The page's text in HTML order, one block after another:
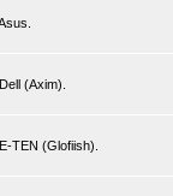
(Axim).
TEN (Glofiish).